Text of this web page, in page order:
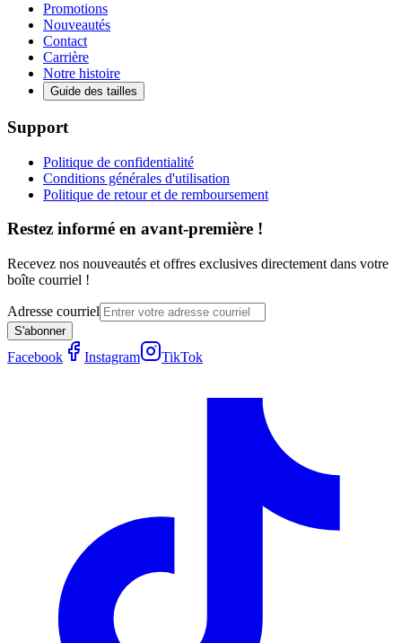
Promotions
Nouveautés
Contact
Carrière
Notre histoire
Guide des tailles
Support
Politique de confidentialité
Conditions générales d'utilisation
Politique de retour et de remboursement
Restez informé en avant-première !
Recevez nos nouveautés et offres exclusives directement dans votre
boîte courriel !
Adresse courriel
S'abonner
Facebook Instagram TikTok